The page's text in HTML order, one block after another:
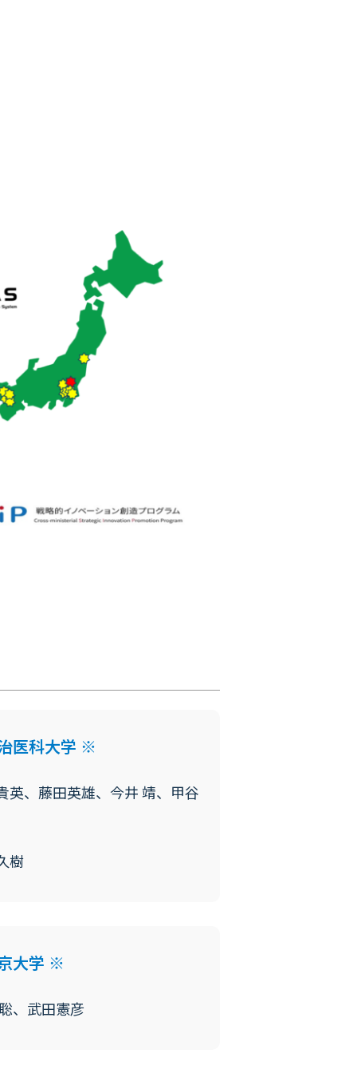
医科大学 ※
英、藤田英雄、今井 靖、甲谷
樹
大学 ※
、武田憲彦